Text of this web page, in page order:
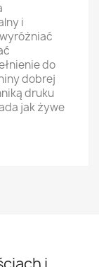
i
do
dobrej
druku
jak żywe